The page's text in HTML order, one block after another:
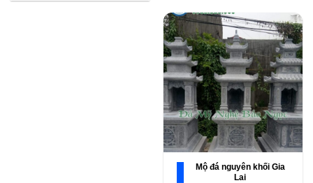
Mộ đá nguyên khối Gia
Lai